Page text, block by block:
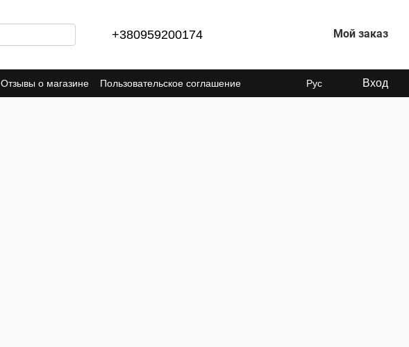
+380959200174 Мой заказ
Отзывы о магазине
Пользовательское соглашение
Рус Вход